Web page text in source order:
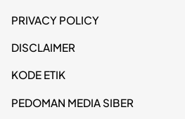
PRIVACY POLICY
DISCLAIMER
KODE ETIK
PEDOMAN MEDIA SIBER